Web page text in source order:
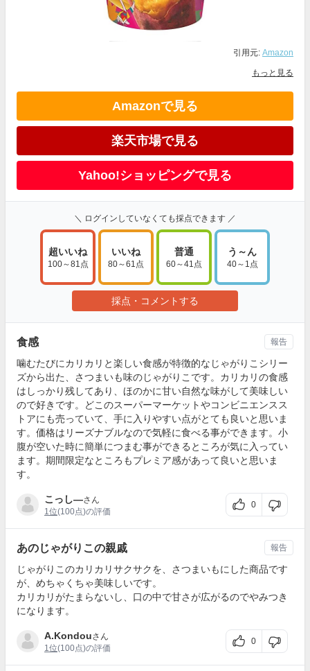
引用元: Amazon
もっと見る
Amazonで見る
楽天市場で見る
Yahoo!ショッピングで見る
＼ ログインしていなくても採点できます ／
超いいね
100～81点
いいね
80～61点
普通
60～41点
う～ん
40～1点
採点・コメントする
食感
噛むたびにカリカリと楽しい食感が特徴的なじゃがりこシリー
ズから出た、さつまいも味のじゃがりこです。カリカリの食感
はしっかり残してあり、ほのかに甘い自然な味がして美味しい
ので好きです。どこのスーパーマーケットやコンビニエンスス
トアにも売っていて、手に入りやすい点がとても良いと思いま
す。価格はリーズナブルなので気軽に食べる事ができます。小
腹が空いた時に簡単につまむ事ができるところが気に入ってい
ます。期間限定なところもプレミア感があって良いと思いま
す。
こっし―さん
1位(100点)の評価
0
報告
あのじゃがりこの親戚
じゃがりこのカリカリサクサクを、さつまいもにした商品です
が、めちゃくちゃ美味しいです。
カリカリがたまらないし、口の中で甘さが広がるのでやみつき
になります。
A.Kondouさん
1位(100点)の評価
0
報告